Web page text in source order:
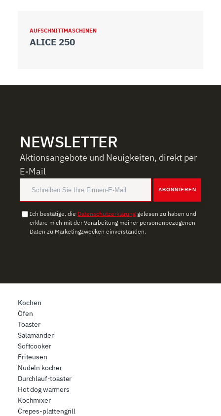
gesammelt haben.
AUFSCHNITTMASCHINEN
ALICE 250
NEWSLETTER
Aktionsangebote und Neuigkeiten, direkt per
E-Mail
ABONNIEREN
Ich bestätige, die Datenschutzerklärung gelesen zu haben und
erkläre mich mit der Verarbeitung meiner personenbezogenen
Daten zu Marketingzwecken einverstanden.
Kochen
Öfen
Toaster
Salamander
Softcooker
Friteusen
Nudeln kocher
Durchlauf-toaster
Hot dog warmers
Kochmixer
Crepes-plattengrill